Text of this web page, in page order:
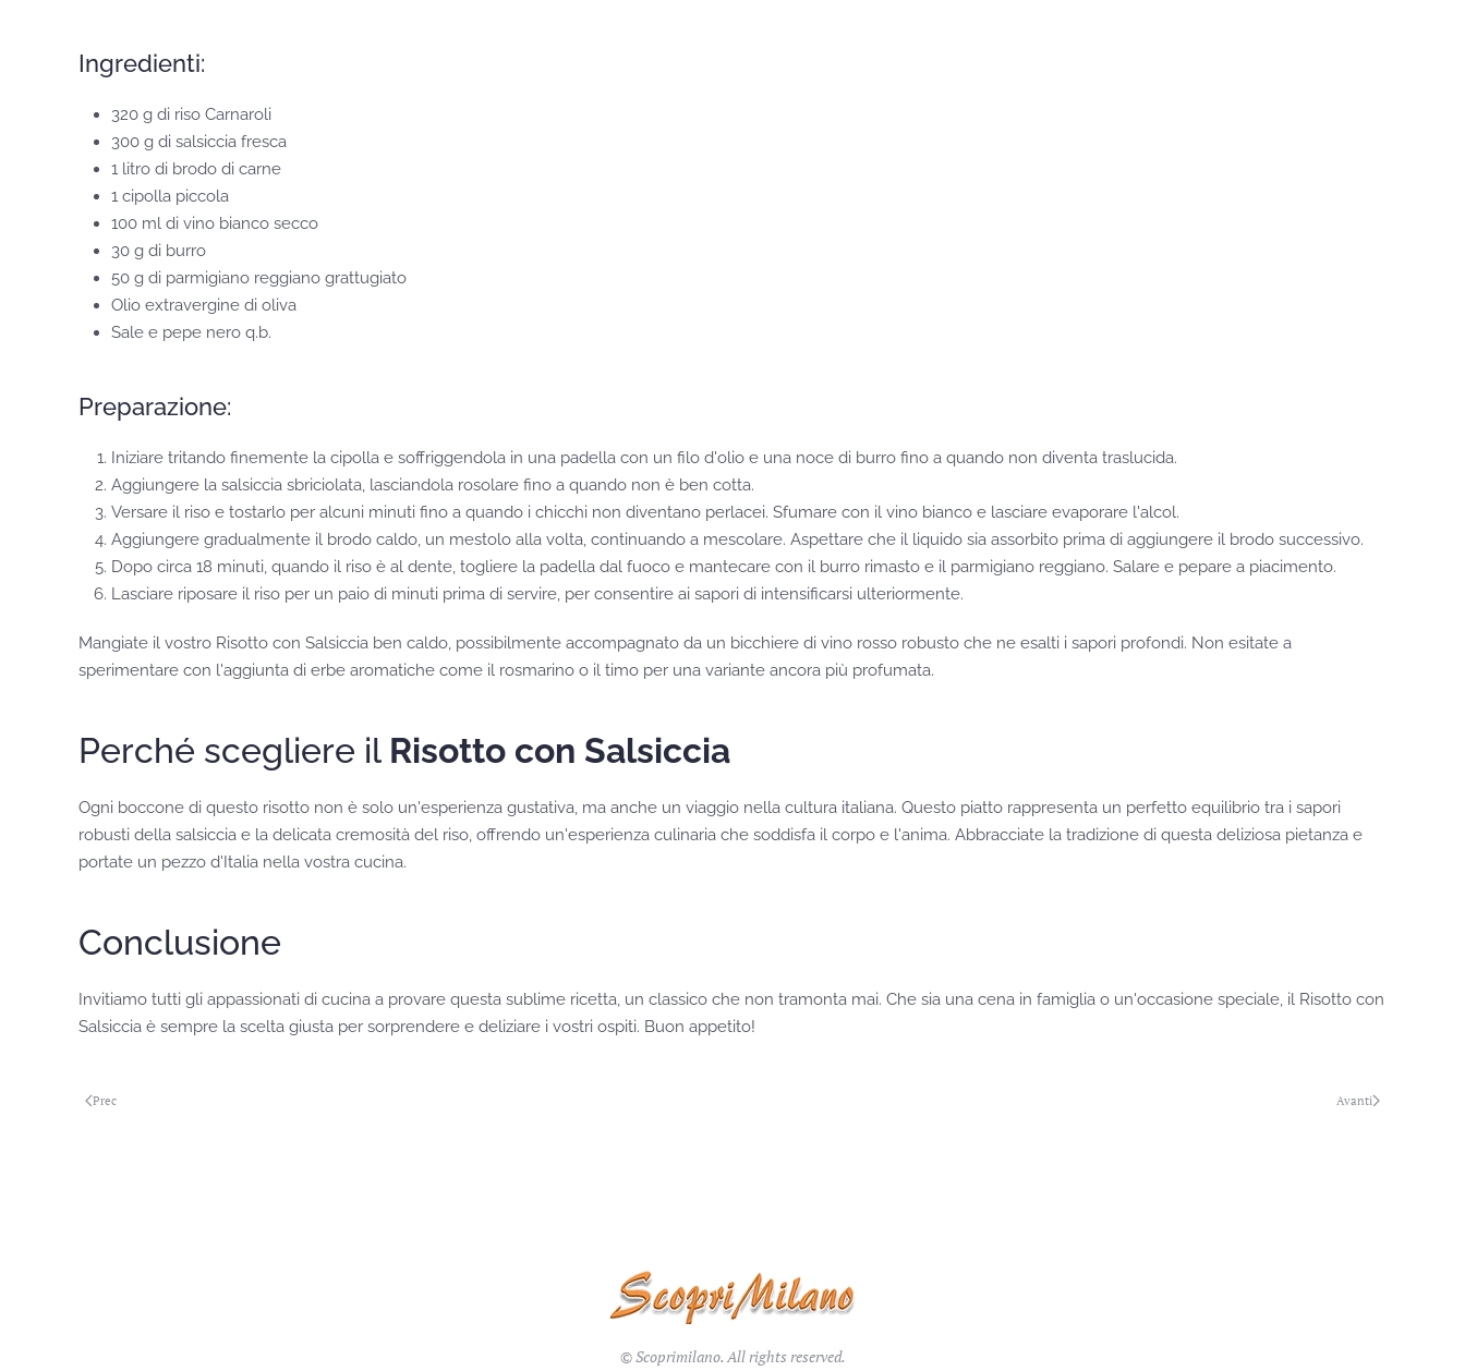
Ingredienti:
320 g di riso Carnaroli
300 g di salsiccia fresca
1 litro di brodo di carne
1 cipolla piccola
100 ml di vino bianco secco
30 g di burro
50 g di parmigiano reggiano grattugiato
Olio extravergine di oliva
Sale e pepe nero q.b.
Preparazione:
Iniziare tritando finemente la cipolla e soffriggendola in una padella con un filo d'olio e una noce di burro fino a quando non diventa traslucida.
Aggiungere la salsiccia sbriciolata, lasciandola rosolare fino a quando non è ben cotta.
Versare il riso e tostarlo per alcuni minuti fino a quando i chicchi non diventano perlacei. Sfumare con il vino bianco e lasciare evaporare l'alcol.
Aggiungere gradualmente il brodo caldo, un mestolo alla volta, continuando a mescolare. Aspettare che il liquido sia assorbito prima di aggiungere il brodo successivo.
Dopo circa 18 minuti, quando il riso è al dente, togliere la padella dal fuoco e mantecare con il burro rimasto e il parmigiano reggiano. Salare e pepare a piacimento.
Lasciare riposare il riso per un paio di minuti prima di servire, per consentire ai sapori di intensificarsi ulteriormente.
Mangiate il vostro Risotto con Salsiccia ben caldo, possibilmente accompagnato da un bicchiere di vino rosso robusto che ne esalti i sapori profondi. Non esitate a
sperimentare con l'aggiunta di erbe aromatiche come il rosmarino o il timo per una variante ancora più profumata.
Perché scegliere il Risotto con Salsiccia
Ogni boccone di questo risotto non è solo un'esperienza gustativa, ma anche un viaggio nella cultura italiana. Questo piatto rappresenta un perfetto equilibrio tra i sapori
robusti della salsiccia e la delicata cremosità del riso, offrendo un'esperienza culinaria che soddisfa il corpo e l'anima. Abbracciate la tradizione di questa deliziosa pietanza e
portate un pezzo d'Italia nella vostra cucina.
Conclusione
Invitiamo tutti gli appassionati di cucina a provare questa sublime ricetta, un classico che non tramonta mai. Che sia una cena in famiglia o un'occasione speciale, il Risotto con
Salsiccia è sempre la scelta giusta per sorprendere e deliziare i vostri ospiti. Buon appetito!
Prec Avanti
© Scoprimilano. All rights reserved.